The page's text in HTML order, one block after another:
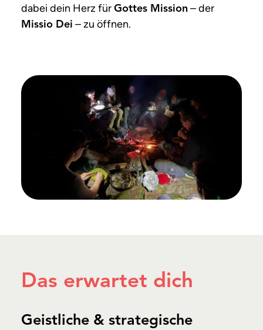
dabei dein Herz für Gottes Mission – der
Missio Dei – zu öffnen.
Das erwartet dich
Geistliche & strategische